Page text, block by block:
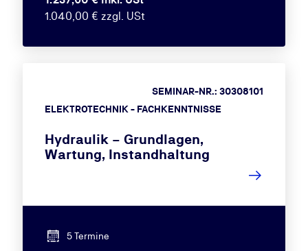
1.040,00 € zzgl. USt
ELEKTROTECHNIK - FACHKENNTNISSE
SEMINAR-NR.: 30308101
Hydraulik – Grundlagen,
Wartung, Instandhaltung
5 Termine